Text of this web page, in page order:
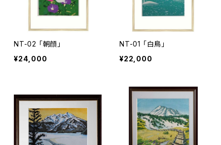
NT-02 「朝顔」
¥24,000
NT-01 「白鳥」
¥22,000